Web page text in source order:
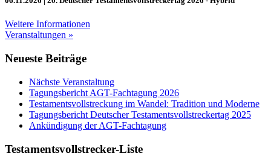
Weitere Informationen
Veranstaltungen »
Neueste Beiträge
Nächste Veranstaltung
Tagungsbericht AGT-Fachtagung 2026
Testamentsvollstreckung im Wandel: Tradition und Moderne
Tagungsbericht Deutscher Testamentsvollstreckertag 2025
Ankündigung der AGT-Fachtagung
Testamentsvollstrecker-Liste